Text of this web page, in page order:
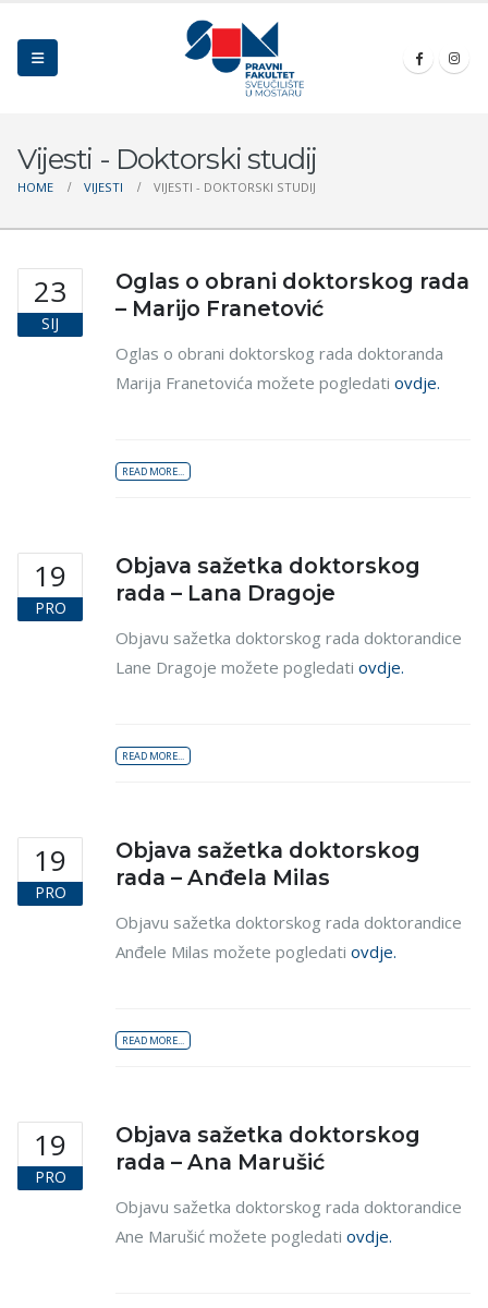
Vijesti - Doktorski studij
HOME VIJESTI VIJESTI - DOKTORSKI STUDIJ
23
SIJ
Oglas o obrani doktorskog rada
– Marijo Franetović
Oglas o obrani doktorskog rada doktoranda
Marija Franetovića možete pogledati ovdje.
READ MORE...
19
PRO
Objava sažetka doktorskog
rada – Lana Dragoje
Objavu sažetka doktorskog rada doktorandice
Lane Dragoje možete pogledati ovdje.
READ MORE...
19
PRO
Objava sažetka doktorskog
rada – Anđela Milas
Objavu sažetka doktorskog rada doktorandice
Anđele Milas možete pogledati ovdje.
READ MORE...
19
PRO
Objava sažetka doktorskog
rada – Ana Marušić
Objavu sažetka doktorskog rada doktorandice
Ane Marušić možete pogledati ovdje.